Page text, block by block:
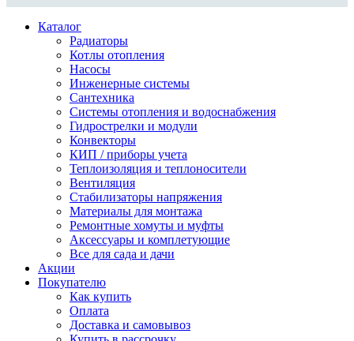
Каталог
Радиаторы
Котлы отопления
Насосы
Инженерные системы
Сантехника
Системы отопления и водоснабжения
Гидрострелки и модули
Конвекторы
КИП / приборы учета
Теплоизоляция и теплоносители
Вентиляция
Стабилизаторы напряжения
Материалы для монтажа
Ремонтные хомуты и муфты
Аксессуары и комплетующие
Все для сада и дачи
Акции
Покупателю
Как купить
Оплата
Доставка и самовывоз